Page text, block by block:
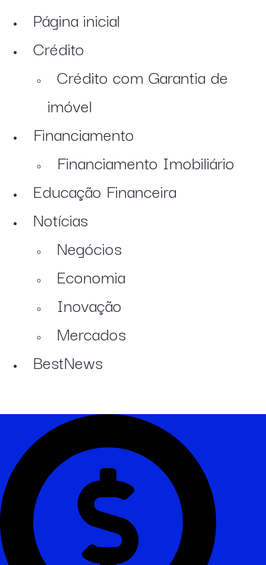
Página inicial
Crédito
Crédito com Garantia de
imóvel
Financiamento
Financiamento Imobiliário
Educação Financeira
Notícias
Negócios
Economia
Inovação
Mercados
BestNews